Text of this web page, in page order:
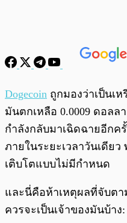
Dogecoin ถูกมองว่าเป็นเ
มันตกเหลือ 0.0009 ดอลล
กำลังกลับมาเฉิดฉายอีกค
ภายในระยะเวลาวันเดียว
เติบโตแบบไม่มีกำหนด
และนี่คือห้าเหตุผลที่จับตา
ควรจะเป็นเจ้าของมันบ้าง: